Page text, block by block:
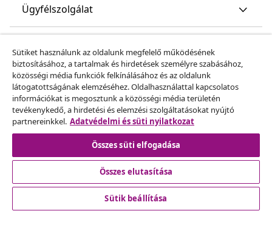
Ügyfélszolgálat
vidaXL
Fedezz fel többet
© 2008-2026 vidaXL A www.vidaxl.hu a vidaXL Marketplace
Sütiket használunk az oldalunk megfelelő működésének
biztosításához, a tartalmak és hirdetések személyre szabásához,
közösségi média funkciók felkínálásához és az oldalunk
látogatottságának elemzéséhez. Oldalhasználattal kapcsolatos
információkat is megosztunk a közösségi média területén
tevékenykedő, a hirdetési és elemzési szolgáltatásokat nyújtó
partnereinkkel. Adatvédelmi és süti nyilatkozat
Összes süti elfogadása
Összes elutasítása
Sütik beállítása